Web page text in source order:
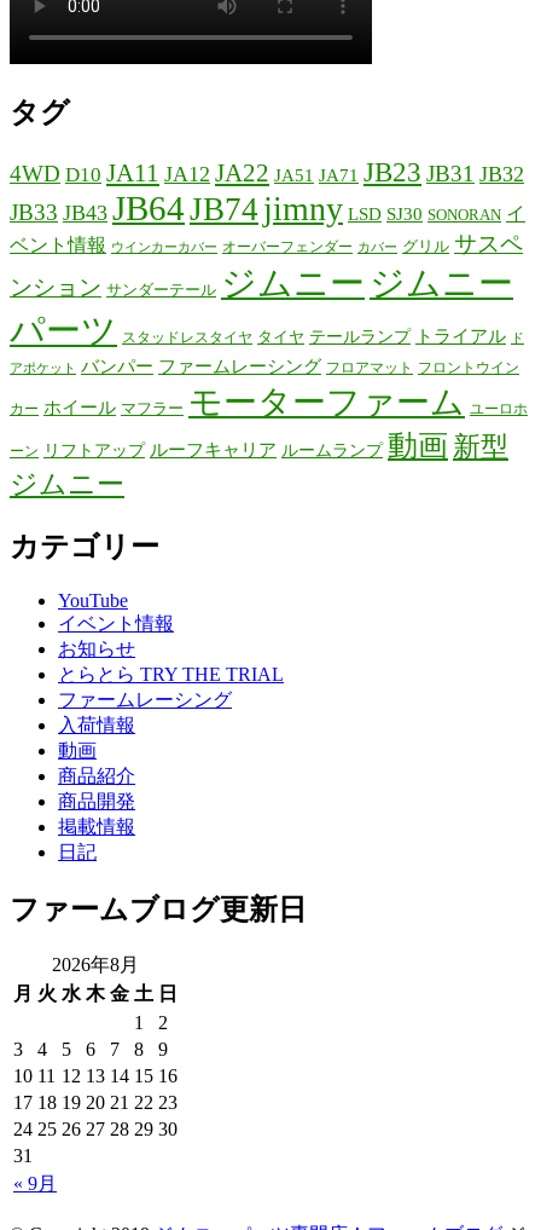
タグ
4WD D10 JA11 JA12 JA22 JA51 JA71 JB23 JB31 JB32
JB33 JB43 JB64JB74 jimny LSD SJ30 SONORAN イ
ベント情報
ウインカーカバー オーバーフェンダー カバー グリル サスペ
ンション サンダーテール ジムニー ジムニー
パーツ
スタッドレスタイヤ タイヤ テールランプ トライアル ド
アポケット バンパー ファームレーシング フロアマット フロントウイン
カー ホイール マフラー モーターファーム ユーロホ
ーン リフトアップ ルーフキャリア ルームランプ 動画 新型
ジムニー
カテゴリー
YouTube
イベント情報
お知らせ
とらとら TRY THE TRIAL
ファームレーシング
入荷情報
動画
商品紹介
商品開発
掲載情報
日記
ファームブログ更新日
2026年8月
月 火 水 木 金 土 日
« 9月
1
2
3
4 5 6 7 8
9
10 11 12 13 14 15 16
17 18 19 20 21 22 23
24 25 26 27 28 29 30
31